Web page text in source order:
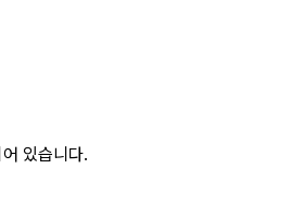
있습니다.